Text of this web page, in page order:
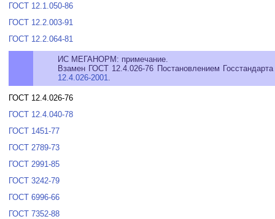
ГОСТ 12.1.050-86
ГОСТ 12.2.003-91
ГОСТ 12.2.064-81
ИС МЕГАНОРМ: примечание.
Взамен ГОСТ 12.4.026-76 Постановлением
12.4.026-2001
ГОСТ 12.4.026-76
ГОСТ 12.4.040-78
ГОСТ 1451-77
ГОСТ 2789-73
ГОСТ 2991-85
ГОСТ 3242-79
ГОСТ 6996-66
ГОСТ 7352-88